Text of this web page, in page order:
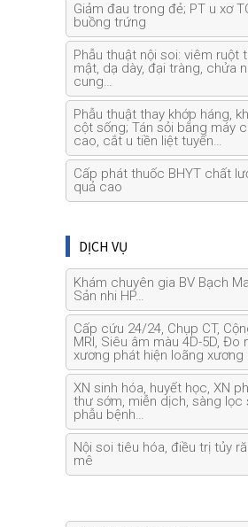
Giảm đau trong đẻ; PT u xơ
buồng trứng
Phẫu thuật nội soi: viêm ruột
mật, dạ dày, đại tràng, chửa
cung…
Phẫu thuật thay khớp háng,
cột sống; Tán sỏi bằng máy
cao, cắt u tiền liệt tuyến…
Cấp phát thuốc BHYT chất
quả cao
DỊCH VỤ
Khám chuyên gia BV Bạch
Sản nhi HP…
Cấp cứu 24/24, Chụp CT,
MRI, Siêu âm màu 4D-5D, Đo
xương phát hiện loãng xương
XN sinh hóa, huyết học, XN
thư sớm, miễn dịch, sàng lọc
phẫu bệnh…
Nội soi tiêu hóa, điều trị tủy
mê